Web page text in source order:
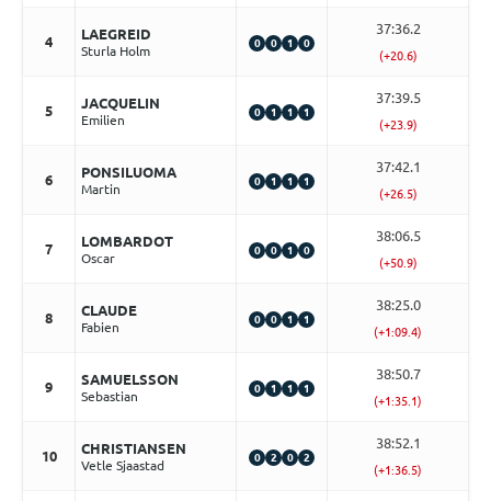
4 LAEGREID
Sturla Holm 0 0 1 0
37:36.2
(+20.6)
5 JACQUELIN
Emilien 0 1 1 1
37:39.5
(+23.9)
6 PONSILUOMA
Martin 0 1 1 1
37:42.1
(+26.5)
7 LOMBARDOT
Oscar 0 0 1 0
38:06.5
(+50.9)
8 CLAUDE
Fabien 0 0 1 1
38:25.0
(+1:09.4)
9 SAMUELSSON
Sebastian 0 1 1 1
38:50.7
(+1:35.1)
10 CHRISTIANSEN
Vetle Sjaastad 0 2 0 2
38:52.1
(+1:36.5)